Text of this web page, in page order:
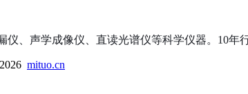
仪、声学成像仪、直读光谱仪等科学仪器。10年
mituo.cn